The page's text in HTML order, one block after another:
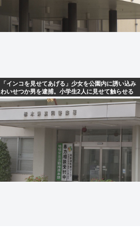
「インコを見せてあげる」少女を公園内に誘い込み
わいせつか男を逮捕。小学生2人に見せて触らせる